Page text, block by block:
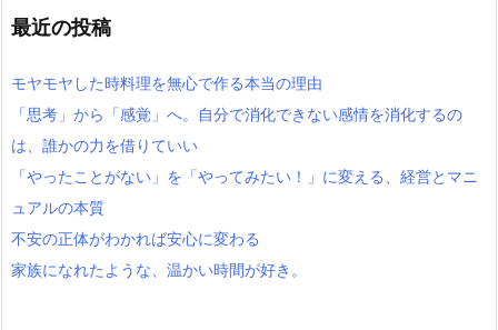
最近の投稿
モヤモヤした時料理を無心で作る本当の理由
「思考」から「感覚」へ。自分で消化できない感情を消化するの
は、誰かの力を借りていい
「やったことがない」を「やってみたい！」に変える、経営とマニ
ュアルの本質
不安の正体がわかれば安心に変わる
家族になれたような、温かい時間が好き。